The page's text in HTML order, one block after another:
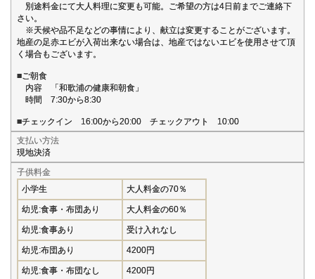
別途料金にて大人料理に変更も可能。ご希望の方は4日前までご連絡下
さい。
※天候や品不足などの事情により、献立は変更することがございます。
地産の足赤エビが入荷出来ない場合は、地産ではないエビを使用させて頂
く場合もございます。
■ご朝食
内容 「和歌浦の健康和朝食」
時間 7:30から8:30
■チェックイン 16:00から20:00 チェックアウト 10:00
支払い方法
現地決済
子供料金
小学生
大人料金の70％
幼児:食事・布団あり 大人料金の60％
幼児:食事あり 受け入れなし
幼児:布団あり 4200円
幼児:食事・布団なし 4200円